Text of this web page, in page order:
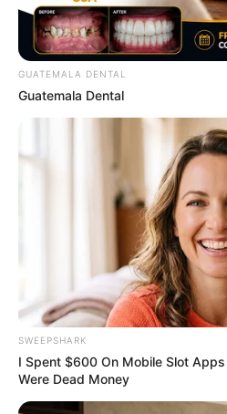
Who Will Be the Next James
GUATEMALA DENTAL
Guatemala Dental
SWEEPSHARK
I Spent $600 On Mobile Slot
Were Dead Money